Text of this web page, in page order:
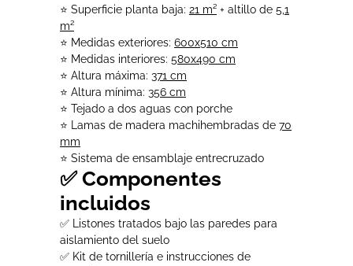
⭐ Superficie planta baja: 21 m² + altillo de 5,1
m²
⭐ Medidas exteriores: 600x510 cm
⭐ Medidas interiores: 580x490 cm
⭐ Altura máxima: 371 cm
⭐ Altura mínima: 356 cm
⭐ Tejado a dos aguas con porche
⭐ Lamas de madera machihembradas de 70
mm
⭐ Sistema de ensamblaje entrecruzado
✅ Componentes
incluidos
✅ Listones tratados bajo las paredes para
aislamiento del suelo
✅ Kit de tornillería e instrucciones de